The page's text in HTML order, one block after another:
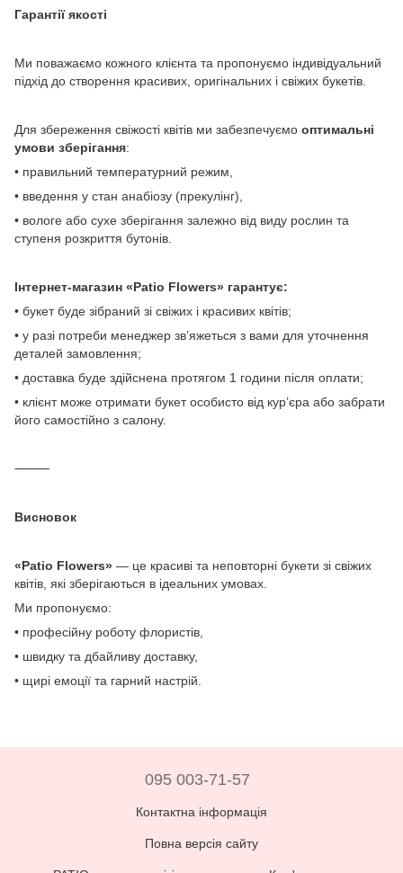
Гарантії якості
Ми поважаємо кожного клієнта та пропонуємо індивідуальний
підхід до створення красивих, оригінальних і свіжих букетів.
Для збереження свіжості квітів ми забезпечуємо оптимальні
умови зберігання:
• правильний температурний режим,
• введення у стан анабіозу (прекулінг),
• вологе або сухе зберігання залежно від виду рослин та
ступеня розкриття бутонів.
Інтернет-магазин «Patio Flowers» гарантує:
• букет буде зібраний зі свіжих і красивих квітів;
• у разі потреби менеджер зв’яжеться з вами для уточнення
деталей замовлення;
• доставка буде здійснена протягом 1 години після оплати;
• клієнт може отримати букет особисто від кур’єра або забрати
його самостійно з салону.
⸻
Висновок
«Patio Flowers» — це красиві та неповторні букети зі свіжих
квітів, які зберігаються в ідеальних умовах.
Ми пропонуємо:
• професійну роботу флористів,
• швидку та дбайливу доставку,
• щирі емоції та гарний настрій.
095 003-71-57
Контактна інформація
Повна версія сайту